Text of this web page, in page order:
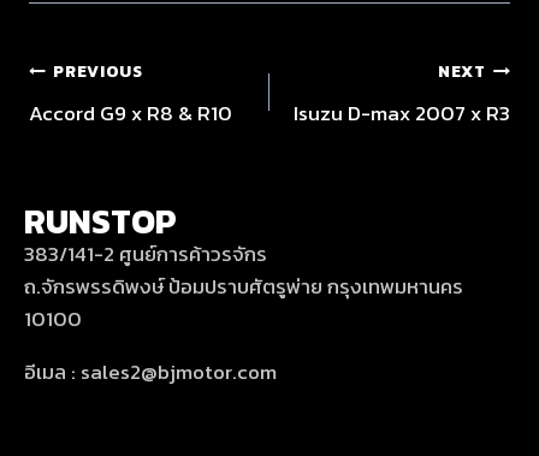
PREVIOUS
Accord G9 x R8 & R10
NEXT
Isuzu D-max 2007 x R3
RUNSTOP
383/141-2 ศูนย์การค้าวรจักร
ถ.จักรพรรดิพงษ์ ป้อมปราบศัตรูพ่าย กรุงเทพมหานคร
10100
อีเมล : sales2@bjmotor.com